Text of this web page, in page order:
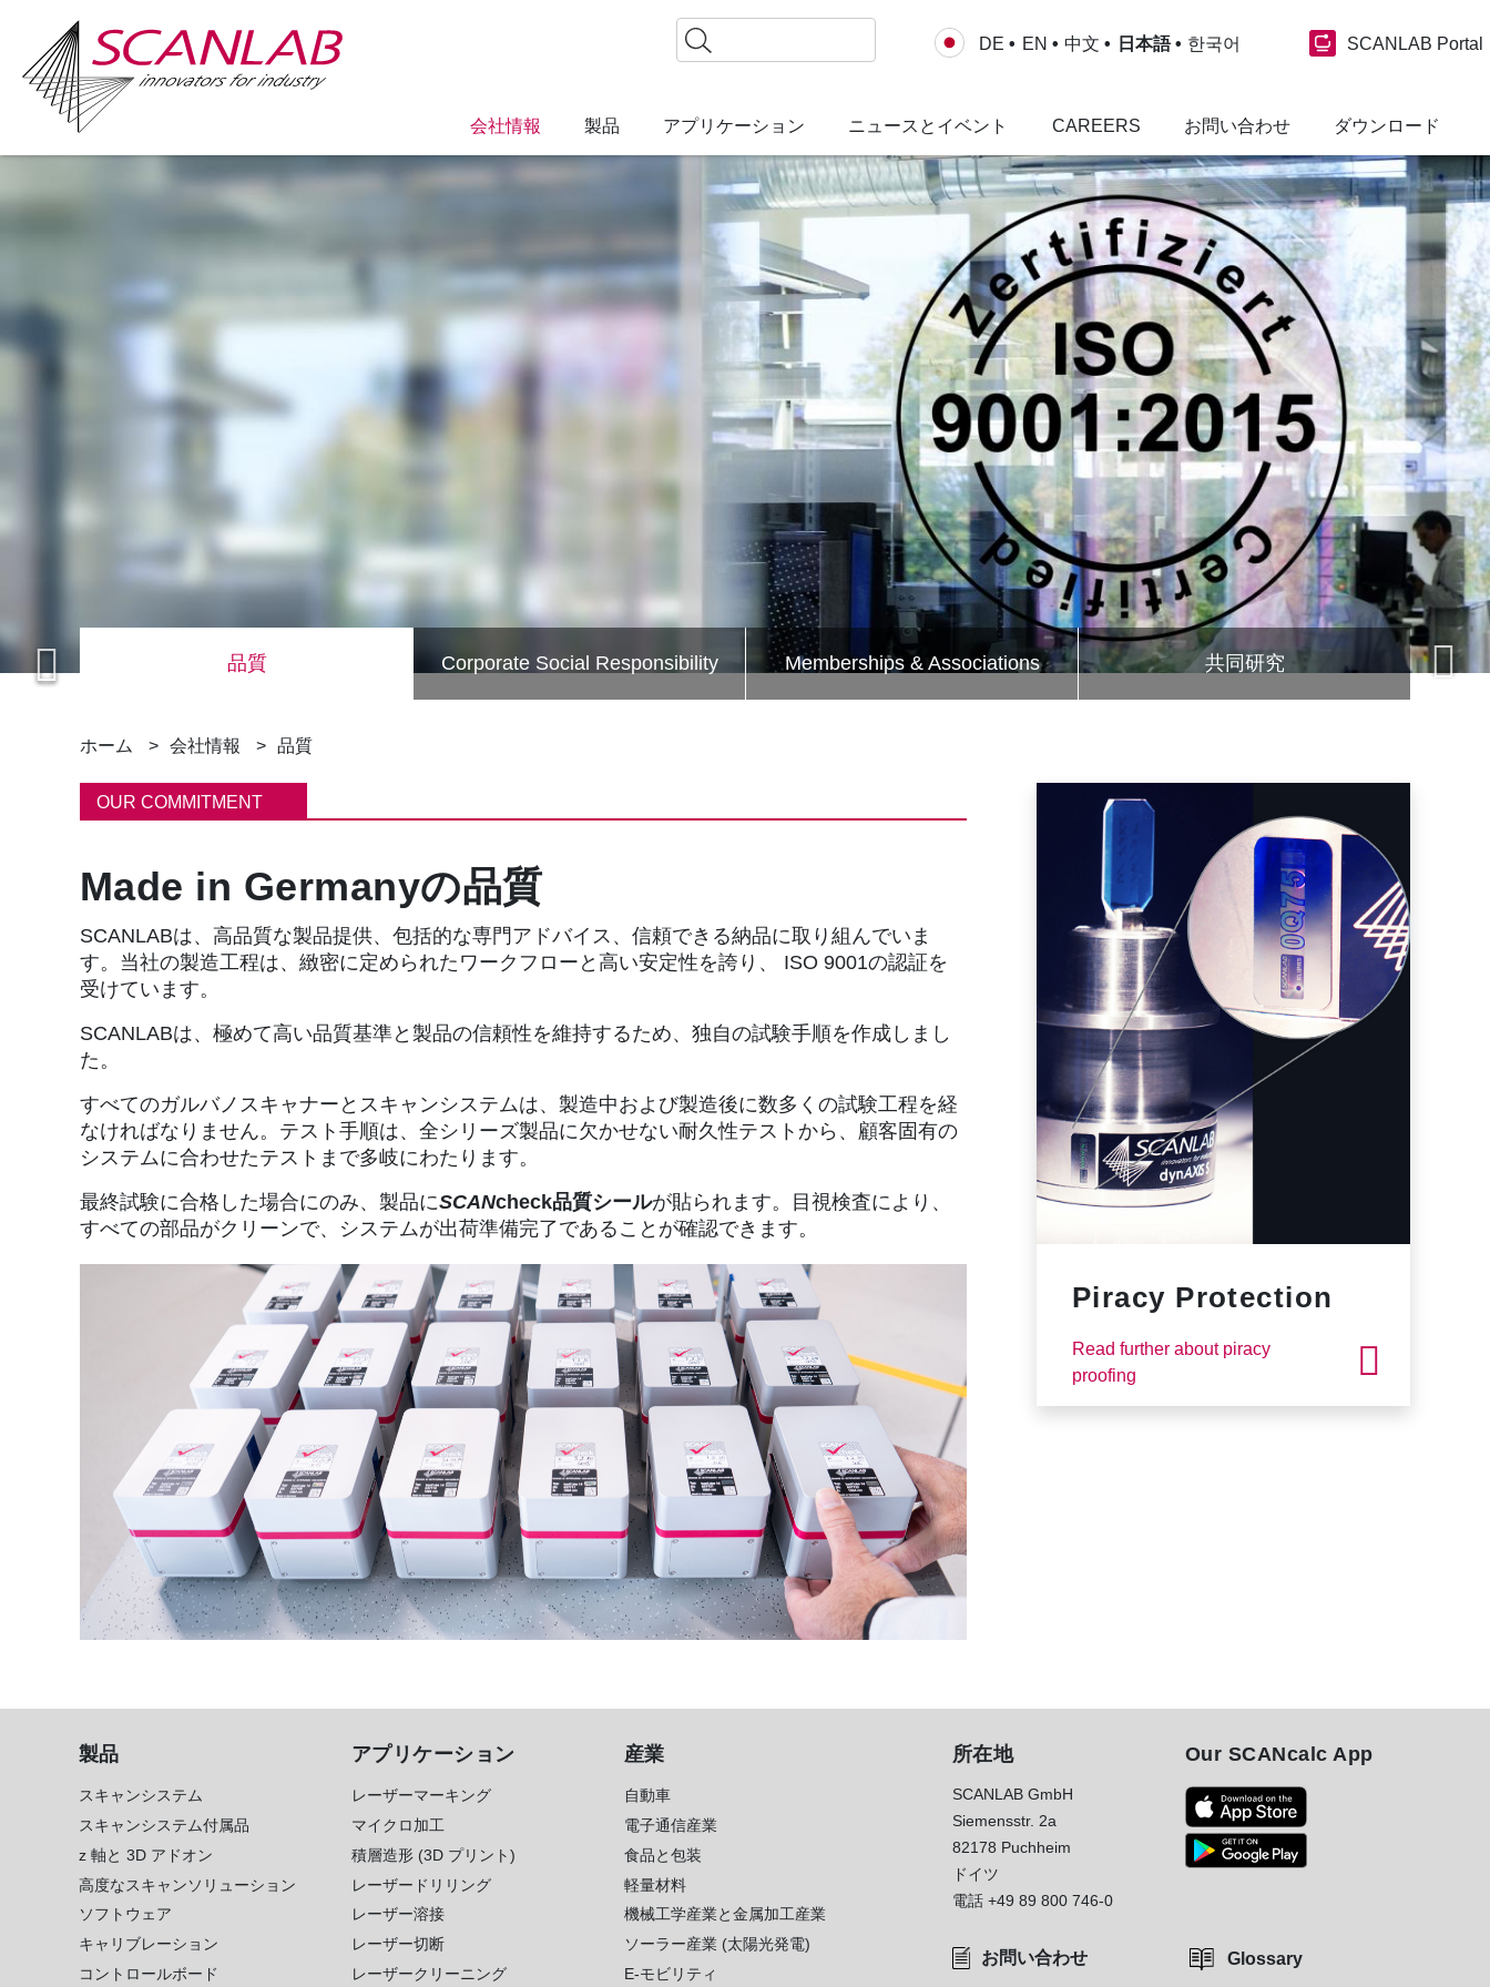
to
検
索
DE EN 中文 日本語 한국어 SCANLAB Portal
会社情報 製品 アプリケーション ニュースとイベント CAREERS お問い合わせ ダウンロード
SCANLAB received the DIN EN ISO 9001:2015 certification
品質 Corporate Social Responsibility Memberships & Associations 共同研究
パ
ン
ず
ホーム 会社情報 品質
OUR COMMITMENT
Made in Germanyの品質
SCANLABは、高品質な製品提供、包括的な専門アドバイス、信頼できる納品に取り組んでいま
す。当社の製造工程は、緻密に定められたワークフローと高い安定性を誇り、 ISO 9001の認証を
受けています。
SCANLABは、極めて高い品質基準と製品の信頼性を維持するため、独自の試験手順を作成しまし
た。
すべてのガルバノスキャナーとスキャンシステムは、製造中および製造後に数多くの試験工程を経
なければなりません。テスト手順は、全シリーズ製品に欠かせない耐久性テストから、顧客固有の
システムに合わせたテストまで多岐にわたります。
最終試験に合格した場合にのみ、製品にSCANcheck品質シールが貼られます。目視検査により、
すべての部品がクリーンで、システムが出荷準備完了であることが確認できます。
Piracy Protection
Read further about piracy
proofing
製品
スキャンシステム
スキャンシステム付属品
z 軸と 3D アドオン
高度なスキャンソリューション
ソフトウェア
キャリブレーション
コントロールボード
アプリケーション
レーザーマーキング
マイクロ加工
積層造形 (3D プリント)
レーザードリリング
レーザー溶接
レーザー切断
レーザークリーニング
産業
自動車
電子通信産業
食品と包装
軽量材料
機械工学産業と金属加工産業
ソーラー産業 (太陽光発電)
E-モビリティ
所在地
SCANLAB GmbH
Siemensstr. 2a
82178 Puchheim
ドイツ
電話 +49 89 800 746-0
お問い合わせ
Our SCANcalc App
Glossary